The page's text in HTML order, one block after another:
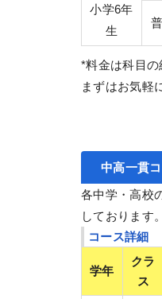
小学6年
生
*料金は科目の
まずはお気軽
中高一
各中学・高校
しております。
コース詳細
学年
クラ
ス